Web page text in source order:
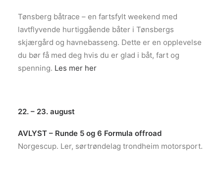
Tønsberg båtrace – en fartsfylt weekend med
lavtflyvende hurtiggående båter i Tønsbergs
skjærgård og havnebasseng. Dette er en opplevelse
du bør få med deg hvis du er glad i båt, fart og
spenning. Les mer her
22. – 23. august
AVLYST – Runde 5 og 6 Formula offroad
Norgescup. Ler, sørtrøndelag trondheim motorsport.